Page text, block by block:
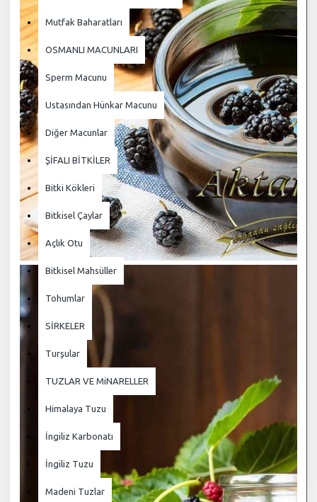
Mutfak Baharatları
OSMANLI MACUNLARI
Sperm Macunu
Ustasından Hünkar Macunu
Diğer Macunlar
ŞİFALI BİTKİLER
Bitki Kökleri
Bitkisel Çaylar
Açlık Otu
Bitkisel Mahsüller
Tohumlar
SİRKELER
Turşular
TUZLAR VE MiNARELLER
Himalaya Tuzu
İngiliz Karbonatı
İngiliz Tuzu
Madeni Tuzlar